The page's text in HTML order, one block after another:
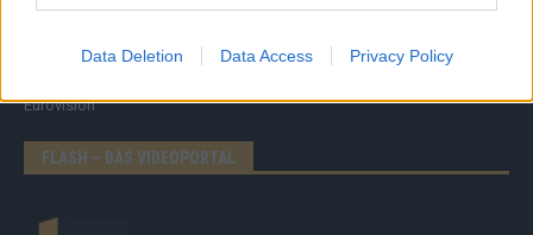
Data Deletion Data Access Privacy Policy
Brainpower
Meinung
Eurovision
FLASH – DAS VIDEOPORTAL